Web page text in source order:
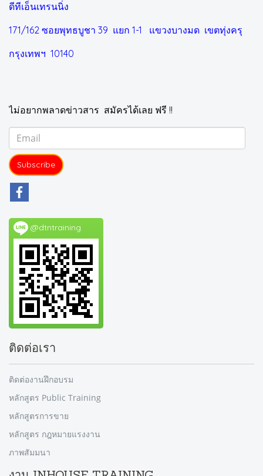
ดีทีเอ็นเทรนนิ่ง
171/162 ซอยพุทธบูชา 39 แยก 1-1 แขวงบางมด เขตทุ่งครุ
กรุงเทพฯ 10140
ไม่อยากพลาดข่าวสาร สมัครได้เลย ฟรี !!
Subscribe
@dtntraining
ติดต่อเรา
ติดต่องานฝึกอบรม
หลักสูตร Public Training
หลักสูตรการขาย
หลักสูตร กฎหมายแรงงาน
ภาพสัมมนา